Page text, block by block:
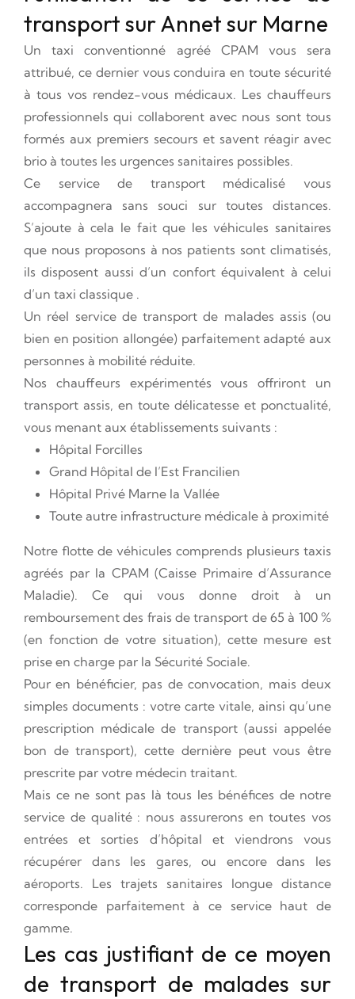
transport sur Annet sur Marne
Un taxi conventionné agréé CPAM vous sera
attribué, ce dernier vous conduira en toute sécurité
à tous vos rendez-vous médicaux. Les chauffeurs
professionnels qui collaborent avec nous sont tous
formés aux premiers secours et savent réagir avec
brio à toutes les urgences sanitaires possibles.
Ce service de transport médicalisé vous
accompagnera sans souci sur toutes distances.
S’ajoute à cela le fait que les véhicules sanitaires
que nous proposons à nos patients sont climatisés,
ils disposent aussi d’un confort équivalent à celui
d’un taxi classique .
Un réel service de transport de malades assis (ou
bien en position allongée) parfaitement adapté aux
personnes à mobilité réduite.
Nos chauffeurs expérimentés vous offriront un
transport assis, en toute délicatesse et ponctualité,
vous menant aux établissements suivants :
Hôpital Forcilles
Grand Hôpital de l’Est Francilien
Hôpital Privé Marne la Vallée
Toute autre infrastructure médicale à proximité
Notre flotte de véhicules comprends plusieurs taxis
agréés par la CPAM (Caisse Primaire d’Assurance
Maladie). Ce qui vous donne droit à un
remboursement des frais de transport de 65 à 100 %
(en fonction de votre situation), cette mesure est
prise en charge par la Sécurité Sociale.
Pour en bénéficier, pas de convocation, mais deux
simples documents : votre carte vitale, ainsi qu’une
prescription médicale de transport (aussi appelée
bon de transport), cette dernière peut vous être
prescrite par votre médecin traitant.
Mais ce ne sont pas là tous les bénéfices de notre
service de qualité : nous assurerons en toutes vos
entrées et sorties d’hôpital et viendrons vous
récupérer dans les gares, ou encore dans les
aéroports. Les trajets sanitaires longue distance
corresponde parfaitement à ce service haut de
gamme.
Les cas justifiant de ce moyen
de transport de malades sur